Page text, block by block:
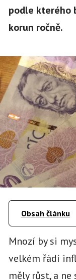
podle kterého
korun ročně.
Obsah článku
Mnozí by si
velkém řádí
měly růst, a ne